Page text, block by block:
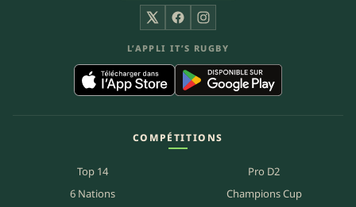
X FacebookInstagram
L’APPLI IT’S RUGBY
COMPÉTITIONS
Top 14
Pro D2
6 Nations
Champions Cup